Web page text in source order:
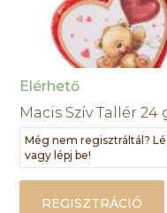
Elérhető
Macis Szív Tallér 24
Még nem regisztráltál?
vagy lépj be!
REGISZTRÁCIÓ